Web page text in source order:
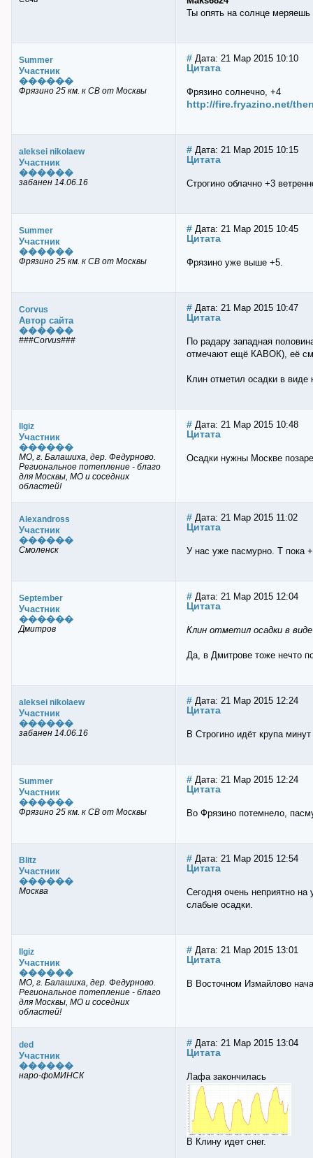
Ты опять на солнце меряешь
Summer
Участник
������
Фрязино 25 км. к СВ от Москвы
# Дата: 21 Мар 2015 10:10
Цитата
Фрязино солнечно, +4
http://fire.fryazino.net/
aleksei nikolaew
Участник
������
забанен 14.06.16
# Дата: 21 Мар 2015 10:15
Цитата
Строгино облачно +3
Summer
Участник
������
Фрязино 25 км. к СВ от Москвы
# Дата: 21 Мар 2015 10:45
Цитата
Фрязино уже выше +5.
Corvus
Автор сайта
������
###Corvus###
# Дата: 21 Мар 2015 10:47
Цитата
По радару западная
отмечают ещё КАВОК), её
Клин отметил осадки в виде
Ilgiz
Участник
������
МО, г. Балашиха, дер. Федурново.
Региональное потепление - благо
для Москвы, МО и соседних
областей!
# Дата: 21 Мар 2015 10:48
Цитата
Осадки нужны Москве
Alexandross
Участник
������
Смоленск
# Дата: 21 Мар 2015 11:02
Цитата
У нас уже пасмурно. T пока
September
Участник
������
Дмитров
# Дата: 21 Мар 2015 12:04
Цитата
Клин отметил осадки в
Да, в Дмитрове тоже нечто
aleksei nikolaew
Участник
������
забанен 14.06.16
# Дата: 21 Мар 2015 12:24
Цитата
В Строгино идёт крупа
Summer
Участник
������
Фрязино 25 км. к СВ от Москвы
# Дата: 21 Мар 2015 12:24
Цитата
Во Фрязино потемнело,
Blitz
Участник
������
Москва
# Дата: 21 Мар 2015 12:54
Цитата
Сегодня очень неприятно
слабые осадки.
Ilgiz
Участник
������
МО, г. Балашиха, дер. Федурново.
Региональное потепление - благо
для Москвы, МО и соседних
областей!
# Дата: 21 Мар 2015 13:01
Цитата
В Восточном Измайлово
ded
Участник
������
наро-фоМИНСК
# Дата: 21 Мар 2015 13:04
Цитата
Лафа закончилась
В Клину идет снег.